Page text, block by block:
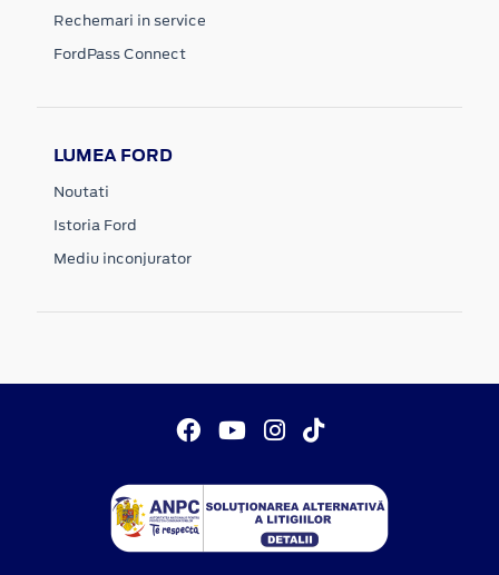
Rechemari in service
FordPass Connect
LUMEA FORD
Noutati
Istoria Ford
Mediu inconjurator